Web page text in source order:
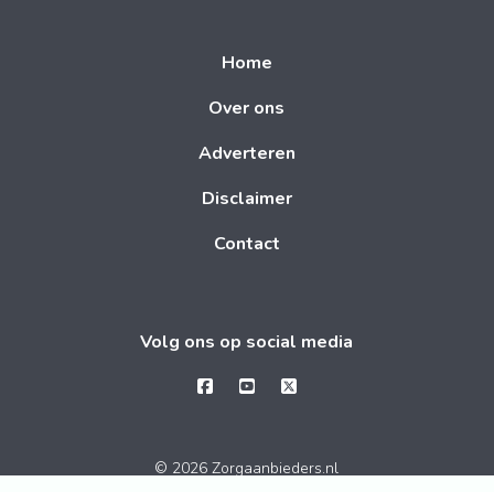
Home
Over ons
Adverteren
Disclaimer
Contact
Volg ons op social media
© 2026 Zorgaanbieders.nl